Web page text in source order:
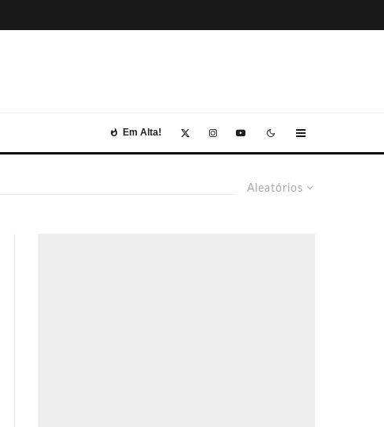
Em Alta!
Aleatórios